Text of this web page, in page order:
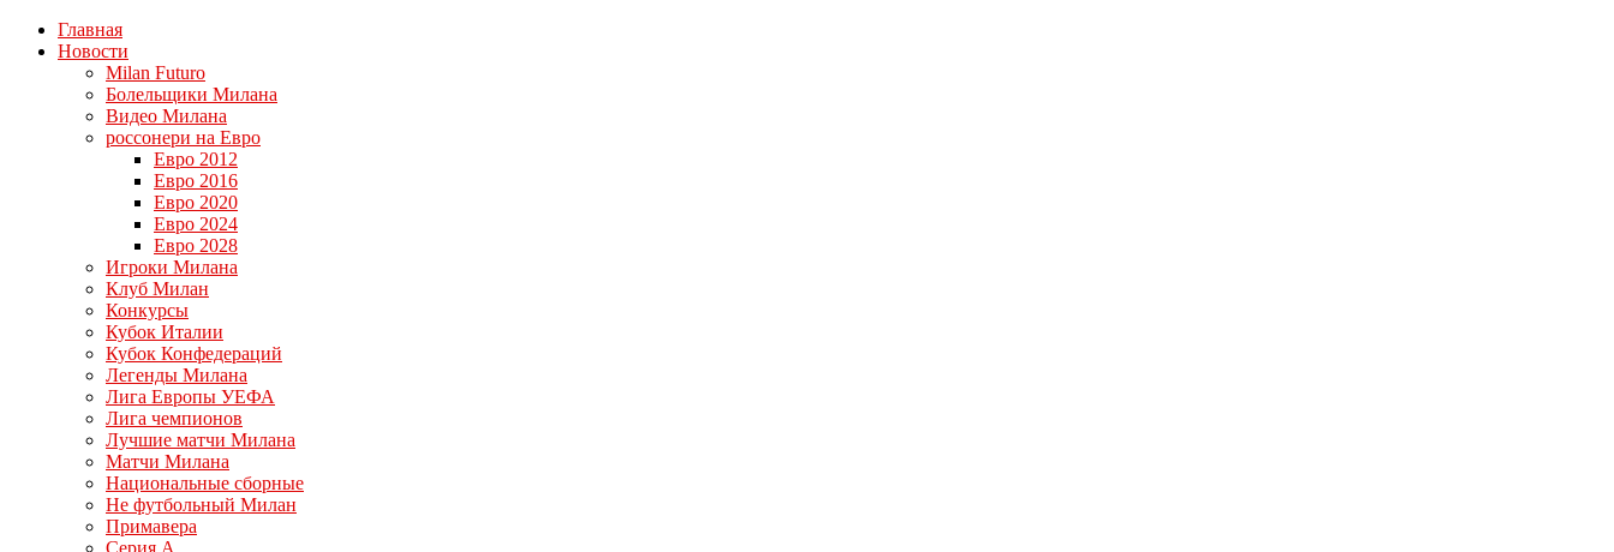
Главная
Новости
Milan Futuro
Болельщики Милана
Видео Милана
россонери на Евро
Евро 2012
Евро 2016
Евро 2020
Евро 2024
Евро 2028
Игроки Милана
Клуб Милан
Конкурсы
Кубок Италии
Кубок Конфедераций
Легенды Милана
Лига Европы УЕФА
Лига чемпионов
Лучшие матчи Милана
Матчи Милана
Национальные сборные
Не футбольный Милан
Примавера
Серия А